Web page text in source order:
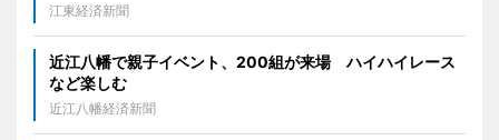
江東経済新聞
近江八幡で親子イベント、200組が来場 ハイハイレース
など楽しむ
近江八幡経済新聞